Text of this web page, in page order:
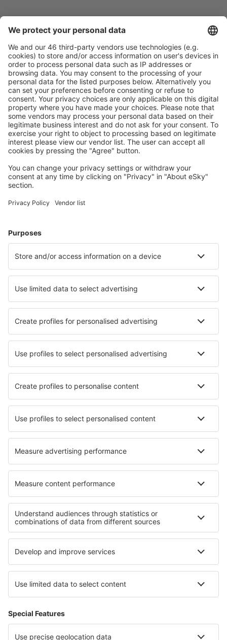
Schnell und einfach suchen
Angebot an Ihre Bedürfnisse angepasst.
Sicher planen
Buchen ohne Sorgen mit einer kostenlosen
Stornierungsoption.
Mehr sparen
Attraktive Preise und Spezialangebote für eingeloggte
Benutzer.
Unterkünfte, die Sie mögen
Hütten, Apartments und andere.
Hotels in Japan - Beliebte Städte
Hotels in Sapporo Hotels in Kyoto
Hotels in Osaka Hotels in Fukuoka Hotels in Miyoshi
Hotels in Sakai (Osaka) Hotels in Yokosuka
Hotels in Bradford Hotels in Issum
Hotels in Yanuca Island Hotels in Albussac
Hotels in Schlichting Hotels in Åfjord
Hotels in Thoisy-le-Desert
Die besten Hotels - Regionen
Hotels Okinawa Hotels in Yucatan
Hotels in Tambopata Hotels in Wielkopolski-Nationalpark
Hotels auf Kreta Hotels in Blagoevgrad